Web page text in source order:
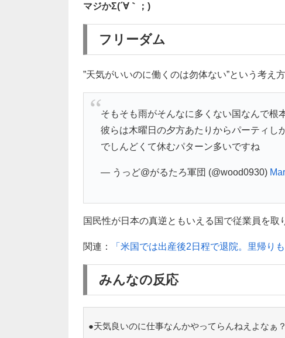
マジかΣ(´∀｀；)
フリーダム
”天気がいいのに働くのは勿体ない”という考え
そもそも雨がそんなに多くない国なんで根
彼らは木曜日の夕方あたりからパーティし
でしんどくて休むパターン多いですね
— うっど@がるたろ軍団 (@wood0930)
国民性が日本の真逆ともいえる国で従業員を
関連： 「米国では出産後2日程で退院。里帰り
みんなの反応
●天気良いのに仕事なんかやってらんねえよなぁ